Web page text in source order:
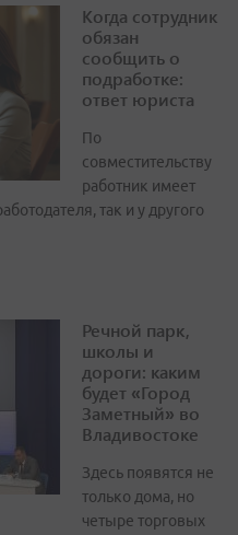
Когда сотрудник
обязан
сообщить о
подработке:
ответ юриста
По
совместительству
работник имеет
так и у другого
Речной парк,
школы и
дороги: каким
будет «Город
Заметный» во
Владивостоке
Здесь появятся не
только дома, но
четыре торговых